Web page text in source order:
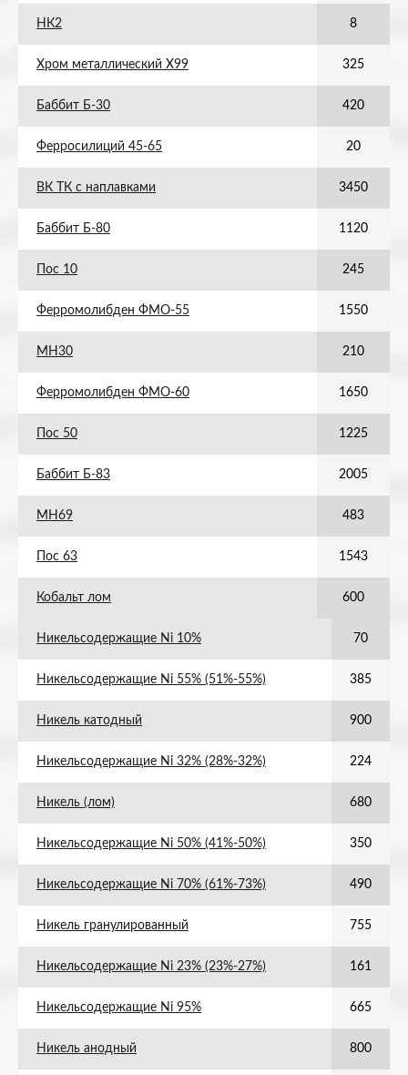
НК2 8
Хром металлический Х99 325
Баббит Б-30 420
Ферросилиций 45-65 20
ВК ТК с наплавками 3450
Баббит Б-80 1120
Пос 10 245
Ферромолибден ФМО-55 1550
МН30 210
Ферромолибден ФМО-60 1650
Пос 50 1225
Баббит Б-83 2005
МН69 483
Пос 63 1543
Кобальт лом 600
Никельсодержащие Ni 10% 70
Никельсодержащие Ni 55% (51%-55%) 385
Никель катодный 900
Никельсодержащие Ni 32% (28%-32%) 224
Никель (лом) 680
Никельсодержащие Ni 50% (41%-50%) 350
Никельсодержащие Ni 70% (61%-73%) 490
Никель гранулированный 755
Никельсодержащие Ni 23% (23%-27%) 161
Никельсодержащие Ni 95% 665
Никель анодный 800